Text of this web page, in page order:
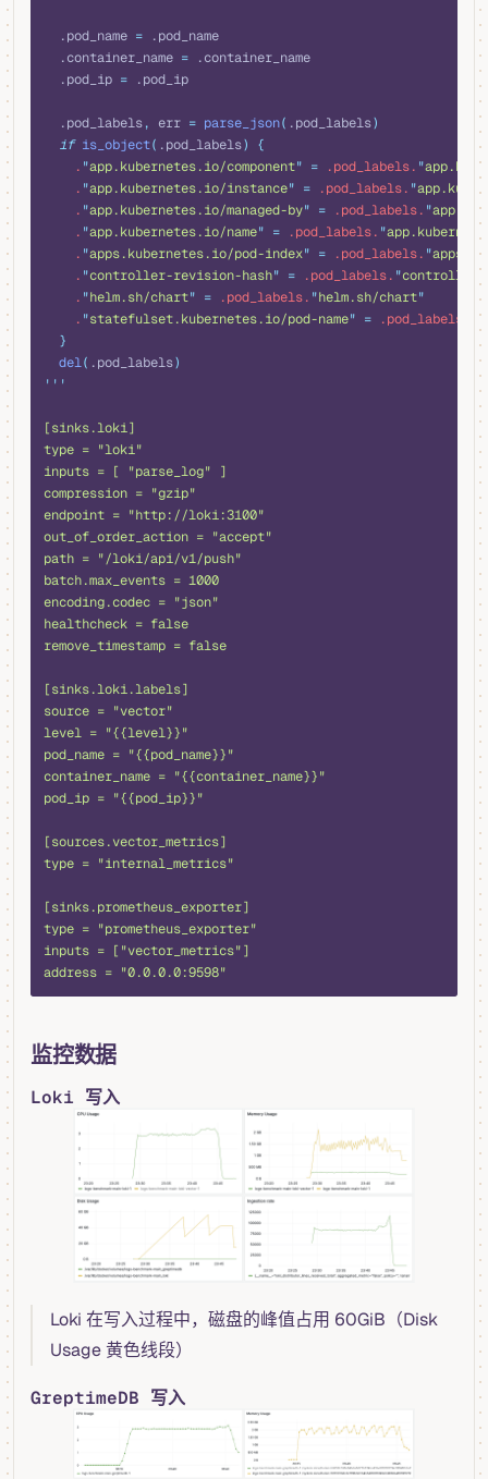
  .pod_name
= .pod_name
  .container_name
= .container_name
  .pod_ip
= .pod_ip
  .pod_labels
, err = parse_json( .pod_labels)
  if
is_object( .pod_labels)
{
    .
"app.kubernetes.io/component" = .pod_labels. "
    .
"app.kubernetes.io/instance" = .pod_labels. "
    .
"app.kubernetes.io/managed-by" = .pod_labels. "
    .
"app.kubernetes.io/name" = .pod_labels. "
    .
"apps.kubernetes.io/pod-index" = .pod_labels. "
    .
"controller-revision-hash" = .pod_labels. "controller-
    .
"helm.sh/chart" = .pod_labels. "helm.sh/chart"
    .
"statefulset.kubernetes.io/pod-name" = .pod_labels.
  }
  del
( .pod_labels)
'''
[sinks.loki]
type = "loki"
inputs = [ "parse_log" ]
compression = "gzip"
endpoint = "http://loki:3100"
out_of_order_action = "accept"
path = "/loki/api/v1/push"
batch.max_events = 1000
encoding.codec = "json"
healthcheck = false
remove_timestamp = false
[sinks.loki.labels]
source = "vector"
level = "{{level}}"
pod_name = "{{pod_name}}"
container_name = "{{container_name}}"
pod_ip = "{{pod_ip}}"
[sources.vector_metrics]
type = "internal_metrics"
[sinks.prometheus_exporter]
type = "prometheus_exporter"
inputs = ["vector_metrics"]
address = "0.0.0.0:9598"
监控数据
Loki 写入
Loki 在写入过程中，磁盘的峰值占用 60GiB（Disk
Usage 黄色线段）
GreptimeDB 写入